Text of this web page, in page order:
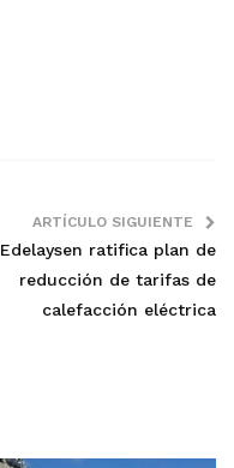
ARTÍCULO SIGUIENTE
Edelaysen ratifica plan de
reducción de tarifas de
calefacción eléctrica